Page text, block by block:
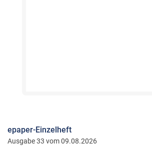
epaper-Einzelheft
Ausgabe 33 vom 09.08.2026